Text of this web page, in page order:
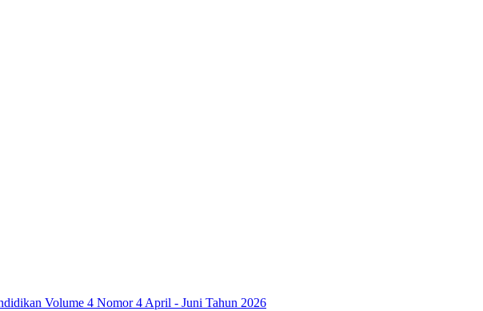
Volume 4 Nomor 4 April - Juni Tahun 2026